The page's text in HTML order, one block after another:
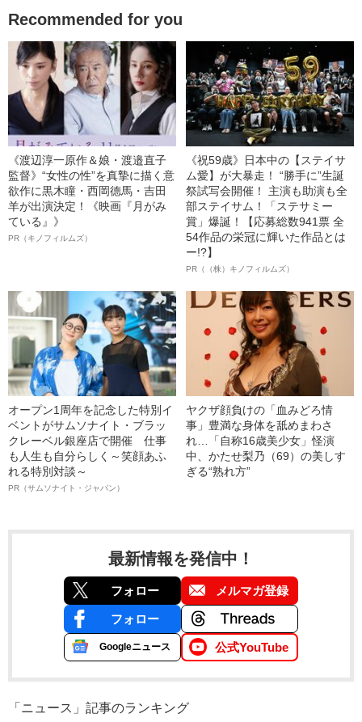
Recommended for you
《渡辺淳一原作＆娘・渡邉直子
監督》“女性の性”を真摯に描く意
欲作に黒木瞳・西岡德馬・吉田
羊が出演決定！《映画『月がみ
ている』》
PR（キノフィルムズ）
《祝59歳》日本中の【ステイサ
ム愛】が大暴走！ “勝手に”生誕
祭試写会開催！ 主演も助演も全
部ステイサム！「ステサミー
賞」爆誕！【応募総数941票 全
54作品の栄冠に輝いた作品とは
ー!?】
PR（（株）キノフィルムズ）
オープン1周年を記念した特別イ
ベントがサムソナイト・ブラッ
クレーベル銀座店で開催 仕事
も人生も自分らしく～笑顔あふ
れる特別対談～
PR（サムソナイト・ジャパン）
ヤクザ顔負けの「血みどろ情
事」豊満な身体を舐めまわさ
れ…「自称16歳美少女」怪演
中、かたせ梨乃（69）の美しす
ぎる“熟れ方”
最新情報を発信中！
フォロー メルマガ登録
フォロー
Googleニュース 公式YouTube
「ニュース」記事のランキング